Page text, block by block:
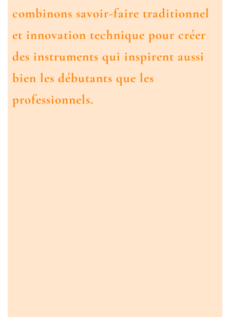
combinons savoir-faire traditionnel
et innovation technique pour créer
des instruments qui inspirent aussi
bien les débutants que les
professionnels.